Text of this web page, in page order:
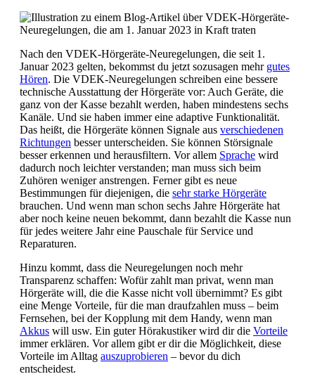
Nach den VDEK-Hörgeräte-Neuregelungen, die seit 1.
Januar 2023 gelten, bekommst du jetzt sozusagen mehr gutes
Hören. Die VDEK-Neuregelungen schreiben eine bessere
technische Ausstattung der Hörgeräte vor: Auch Geräte, die
ganz von der Kasse bezahlt werden, haben mindestens sechs
Kanäle. Und sie haben immer eine adaptive Funktionalität.
Das heißt, die Hörgeräte können Signale aus verschiedenen
Richtungen besser unterscheiden. Sie können Störsignale
besser erkennen und herausfiltern. Vor allem Sprache wird
dadurch noch leichter verstanden; man muss sich beim
Zuhören weniger anstrengen. Ferner gibt es neue
Bestimmungen für diejenigen, die sehr starke Hörgeräte
brauchen. Und wenn man schon sechs Jahre Hörgeräte hat
aber noch keine neuen bekommt, dann bezahlt die Kasse nun
für jedes weitere Jahr eine Pauschale für Service und
Reparaturen.
Hinzu kommt, dass die Neuregelungen noch mehr
Transparenz schaffen: Wofür zahlt man privat, wenn man
Hörgeräte will, die die Kasse nicht voll übernimmt? Es gibt
eine Menge Vorteile, für die man draufzahlen muss – beim
Fernsehen, bei der Kopplung mit dem Handy, wenn man
Akkus will usw. Ein guter Hörakustiker wird dir die Vorteile
immer erklären. Vor allem gibt er dir die Möglichkeit, diese
Vorteile im Alltag auszuprobieren – bevor du dich
entscheidest.